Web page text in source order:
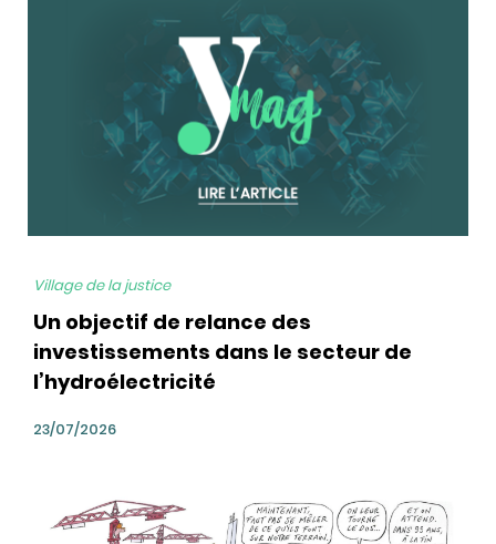
Village de la justice
Un objectif de relance des
investissements dans le secteur de
l’hydroélectricité
23/07/2026